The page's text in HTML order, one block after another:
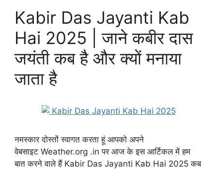
Kabir Das Jayanti Kab
Hai 2025 | जाने कबीर दास
जयंती कब है और क्यों मनाया
जाता है
नमस्कार दोस्तों स्वागत करता हूं आपको अपने
वेबसाइट Weather.org .in पर आज के इस आर्टिकल में हम
बात करने वाले हैं Kabir Das Jayanti Kab Hai 2025 कब